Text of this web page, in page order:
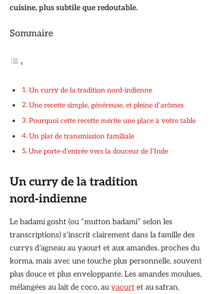
cuisine, plus subtile que redoutable.
Sommaire
Un curry de la tradition nord‑indienne
Une recette simple, généreuse, et pleine d’arômes
Pourquoi cette recette mérite une place à votre table
Un plat de transmission familiale
Une porte‑d’entrée vers la douceur de l’Inde
Un curry de la tradition
nord‑indienne
Le badami gosht (ou “mutton badami” selon les
transcriptions) s’inscrit clairement dans la famille des
currys d’agneau au yaourt et aux amandes, proches du
korma, mais avec une touche plus personnelle, souvent
plus douce et plus enveloppante. Les amandes moulues,
mélangées au lait de coco, au yaourt et au safran,